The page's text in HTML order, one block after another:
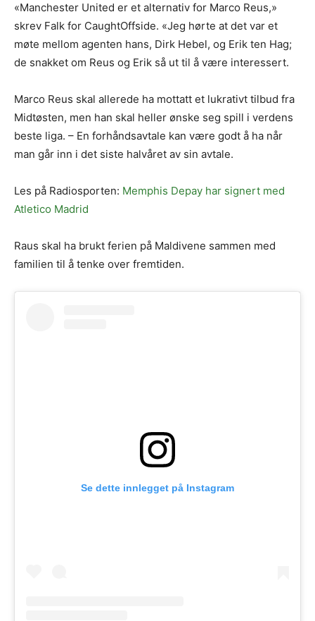
«Manchester United er et alternativ for Marco Reus,»
skrev Falk for CaughtOffside. «Jeg hørte at det var et
møte mellom agenten hans, Dirk Hebel, og Erik ten Hag;
de snakket om Reus og Erik så ut til å være interessert.
Marco Reus skal allerede ha mottatt et lukrativt tilbud fra
Midtøsten, men han skal heller ønske seg spill i verdens
beste liga. – En forhåndsavtale kan være godt å ha når
man går inn i det siste halvåret av sin avtale.
Les på Radiosporten: Memphis Depay har signert med
Atletico Madrid
Raus skal ha brukt ferien på Maldivene sammen med
familien til å tenke over fremtiden.
Se dette innlegget på Instagram